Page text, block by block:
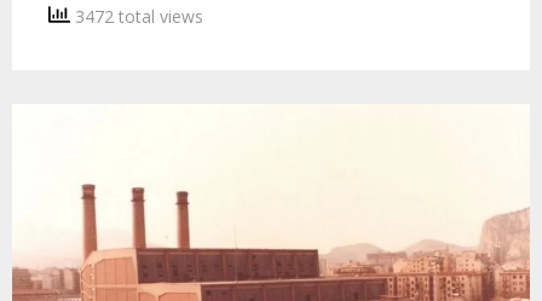
3472 total views